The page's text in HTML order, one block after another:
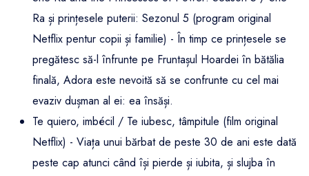
Ra și prințesele puterii: Sezonul 5 (program original
Netflix pentur copii și familie) - În timp ce prințesele se
pregătesc să-l înfrunte pe Fruntașul Hoardei în bătălia
finală, Adora este nevoită să se confrunte cu cel mai
evaziv dușman al ei: ea însăși.
Te quiero, imbécil / Te iubesc, tâmpitule (film original
Netflix) - Viața unui bărbat de peste 30 de ani este dată
peste cap atunci când își pierde și iubita, și slujba în